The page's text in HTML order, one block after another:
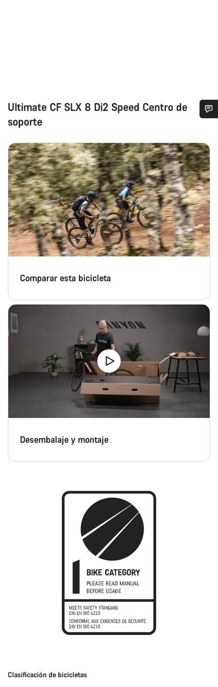
Ultimate CF SLX 8 Di2 Speed Centro de
soporte
Comparar esta bicicleta
Desembalaje y montaje
Clasificación de bicicletas
¿Necesitas ayuda?
Nuestros expertos estarán encantados de responder a tus
preguntas.
Abrir chat
Cerrar